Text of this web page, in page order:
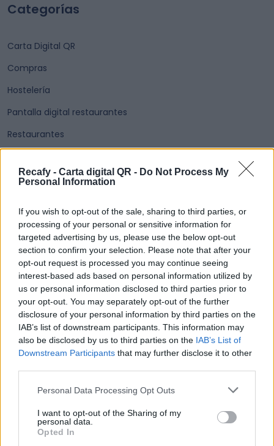
Recafy - Carta digital QR - Do Not Process My
Personal Information
If you wish to opt-out of the sale, sharing to third parties, or
processing of your personal or sensitive information for
targeted advertising by us, please use the below opt-out
section to confirm your selection. Please note that after your
opt-out request is processed you may continue seeing
interest-based ads based on personal information utilized by
us or personal information disclosed to third parties prior to
your opt-out. You may separately opt-out of the further
disclosure of your personal information by third parties on the
IAB’s list of downstream participants. This information may
also be disclosed by us to third parties on the IAB’s List of
Downstream Participants that may further disclose it to other
Please note that this website/app uses one or more Google
not limited to your visit or usage behaviour. You may click to
grant or deny consent to Google and its third-party tags to
use your data for below specified purposes in below Google
Personal Data Processing Opt Outs
I want to opt-out of the Sharing of my
personal data.
Opted In
Categorías
Carta Digital QR
Compras
Hostelería
Pantalla digital restaurantes
Restaurantes
Turismo, experiencias